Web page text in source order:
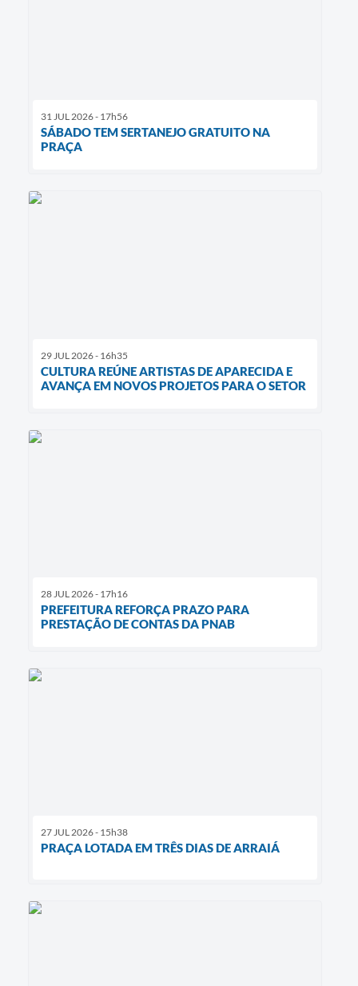
31 JUL 2026 - 17h56
SÁBADO TEM SERTANEJO GRATUITO NA
PRAÇA
29 JUL 2026 - 16h35
CULTURA REÚNE ARTISTAS DE APARECIDA E
AVANÇA EM NOVOS PROJETOS PARA O SETOR
28 JUL 2026 - 17h16
PREFEITURA REFORÇA PRAZO PARA
PRESTAÇÃO DE CONTAS DA PNAB
27 JUL 2026 - 15h38
PRAÇA LOTADA EM TRÊS DIAS DE ARRAIÁ